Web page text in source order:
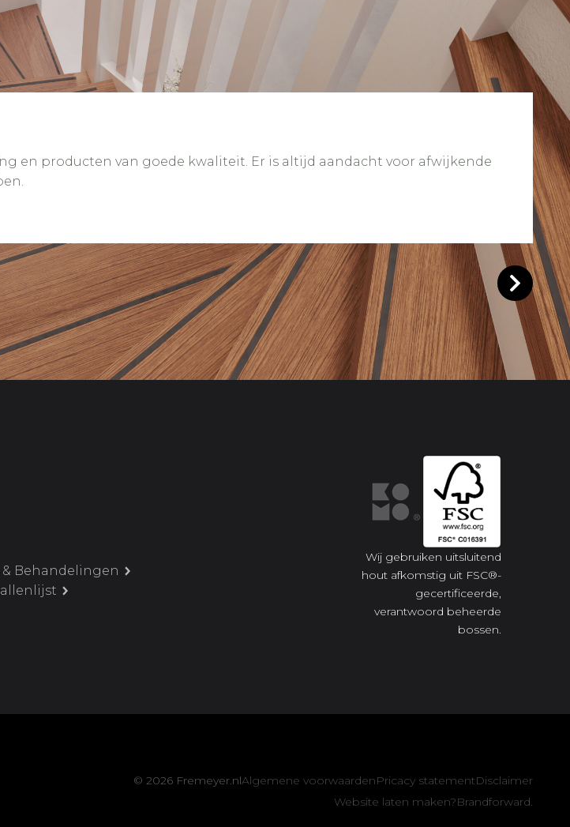
en producten van goede kwaliteit. Er is altijd aandacht voor afwijkende
Behandelingen
Wij gebruiken uitsluitend
hout afkomstig uit FSC®-
gecertificeerde,
verantwoord beheerde
bossen.
© 2026 Fremeyer.nlAlgemene voorwaardenPricacy statementDisclaimer
Website laten maken?Brandforward.